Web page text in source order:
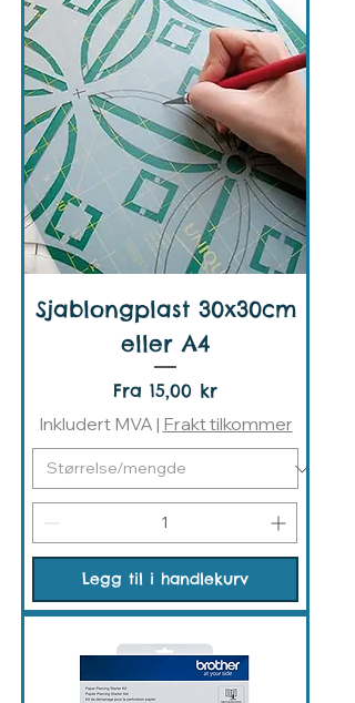
Sjablongplast 30x30cm
eller A4
Fra 15,00 kr
Salgspris
Inkludert MVA | Frakt tilkommer
Legg til i handlekurv